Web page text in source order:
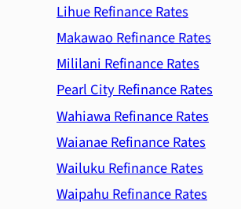
Lihue Refinance Rates
Makawao Refinance Rates
Mililani Refinance Rates
Pearl City Refinance Rates
Wahiawa Refinance Rates
Waianae Refinance Rates
Wailuku Refinance Rates
Waipahu Refinance Rates